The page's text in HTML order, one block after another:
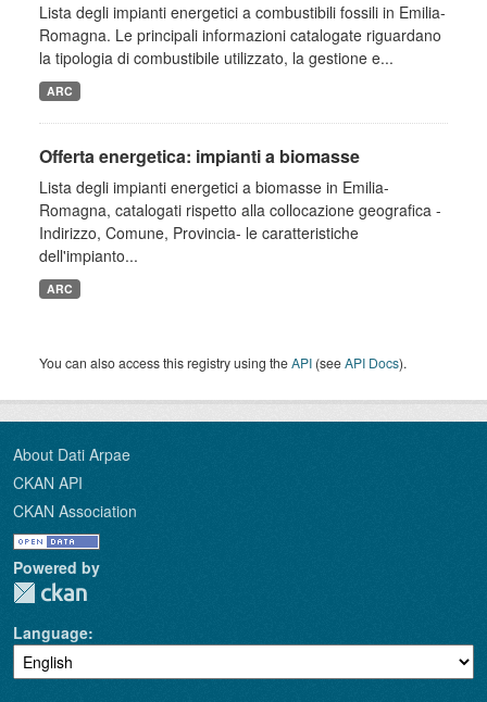
Lista degli impianti energetici a combustibili fossili in Emilia-
Romagna. Le principali informazioni catalogate riguardano
la tipologia di combustibile utilizzato, la gestione e...
ARC
Offerta energetica: impianti a biomasse
Lista degli impianti energetici a biomasse in Emilia-
Romagna, catalogati rispetto alla collocazione geografica -
Indirizzo, Comune, Provincia- le caratteristiche
dell'impianto...
ARC
You can also access this registry using theAPI (seeAPI Docs).
About Dati Arpae
CKAN API
CKAN Association
Powered by
Language